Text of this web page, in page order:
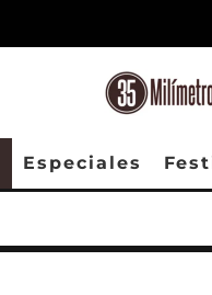
Especiales